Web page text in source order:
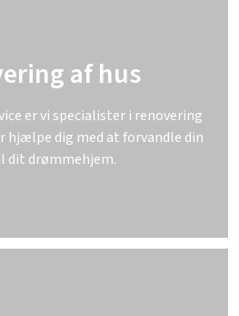
af hus
er vi specialister i renovering
hjælpe dig med at forvandle din
dit drømmehjem.